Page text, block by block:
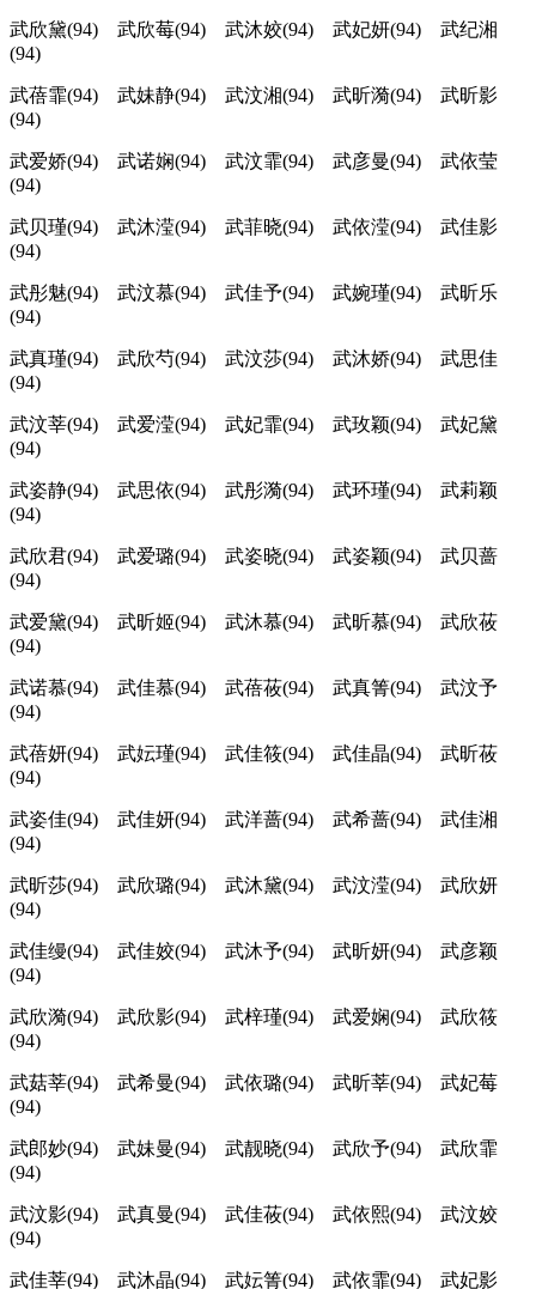
武欣黛(94) 武欣莓(94) 武沐姣(94) 武妃妍(94) 武纪湘
(94)
武蓓霏(94) 武妹静(94) 武汶湘(94) 武昕漪(94) 武昕影
(94)
武爱娇(94) 武诺娴(94) 武汶霏(94) 武彦曼(94) 武依莹
(94)
武贝瑾(94) 武沐滢(94) 武菲晓(94) 武依滢(94) 武佳影
(94)
武彤魅(94) 武汶慕(94) 武佳予(94) 武婉瑾(94) 武昕乐
(94)
武真瑾(94) 武欣芍(94) 武汶莎(94) 武沐娇(94) 武思佳
(94)
武汶莘(94) 武爱滢(94) 武妃霏(94) 武玫颖(94) 武妃黛
(94)
武姿静(94) 武思依(94) 武彤漪(94) 武环瑾(94) 武莉颖
(94)
武欣君(94) 武爱璐(94) 武姿晓(94) 武姿颖(94) 武贝蔷
(94)
武爱黛(94) 武昕姬(94) 武沐慕(94) 武昕慕(94) 武欣莜
(94)
武诺慕(94) 武佳慕(94) 武蓓莜(94) 武真箐(94) 武汶予
(94)
武蓓妍(94) 武妘瑾(94) 武佳筱(94) 武佳晶(94) 武昕莜
(94)
武姿佳(94) 武佳妍(94) 武洋蔷(94) 武希蔷(94) 武佳湘
(94)
武昕莎(94) 武欣璐(94) 武沐黛(94) 武汶滢(94) 武欣妍
(94)
武佳缦(94) 武佳姣(94) 武沐予(94) 武昕妍(94) 武彦颖
(94)
武欣漪(94) 武欣影(94) 武梓瑾(94) 武爱娴(94) 武欣筱
(94)
武菇莘(94) 武希曼(94) 武依璐(94) 武昕莘(94) 武妃莓
(94)
武郎妙(94) 武妹曼(94) 武靓晓(94) 武欣予(94) 武欣霏
(94)
武汶影(94) 武真曼(94) 武佳莜(94) 武依熙(94) 武汶姣
(94)
武佳莘(94) 武沐晶(94) 武妘箐(94) 武依霏(94) 武妃影